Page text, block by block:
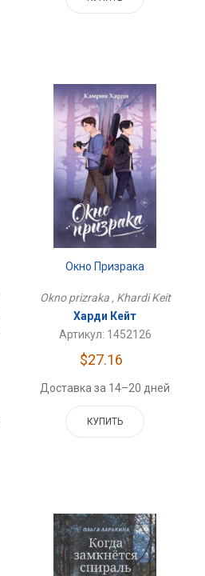
Окно Призрака
Okno prizraka , Khardi Keit
Харди Кейт
Артикул: 1452126
$27.16
Доставка за 14–20 дней
КУПИТЬ